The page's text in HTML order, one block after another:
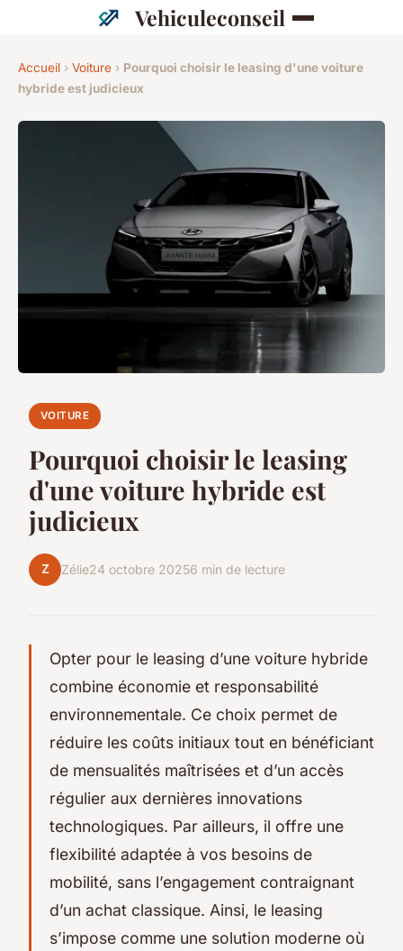
Vehiculeconseil
Accueil › Voiture › Pourquoi choisir le leasing d'une voiture
hybride est judicieux
VOITURE
Pourquoi choisir le leasing
d'une voiture hybride est
judicieux
Z Zélie24 octobre 20256 min de lecture
Opter pour le leasing d’une voiture hybride
combine économie et responsabilité
environnementale. Ce choix permet de
réduire les coûts initiaux tout en bénéficiant
de mensualités maîtrisées et d’un accès
régulier aux dernières innovations
technologiques. Par ailleurs, il offre une
flexibilité adaptée à vos besoins de
mobilité, sans l’engagement contraignant
d’un achat classique. Ainsi, le leasing
s’impose comme une solution moderne où